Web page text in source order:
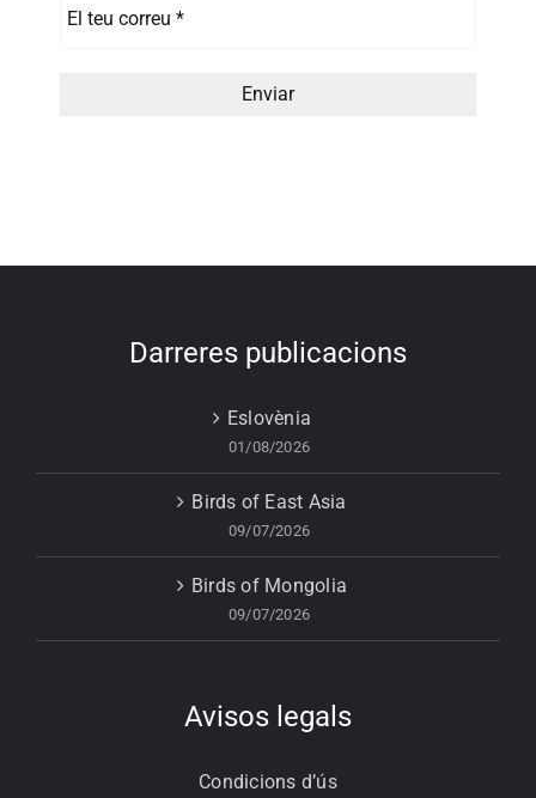
Darreres publicacions
Eslovènia
01/08/2026
Birds of East Asia
09/07/2026
Birds of Mongolia
09/07/2026
Avisos legals
Condicions d’ús